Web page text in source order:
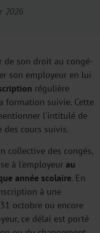
2026
de son droit au congé-
son employeur en lui
régulière
formation suivie. Cette
l'intitulé de
cours suivis.
collective des congés,
à l'employeur au
année scolaire. En
à une
octobre ou encore
ce délai est porté